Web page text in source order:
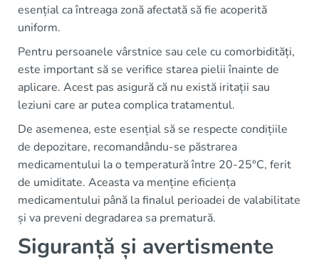
esențial ca întreaga zonă afectată să fie acoperită
uniform.
Pentru persoanele vârstnice sau cele cu comorbidități,
este important să se verifice starea pielii înainte de
aplicare. Acest pas asigură că nu există iritații sau
leziuni care ar putea complica tratamentul.
De asemenea, este esențial să se respecte condițiile
de depozitare, recomandându-se păstrarea
medicamentului la o temperatură între 20-25°C, ferit
de umiditate. Aceasta va menține eficiența
medicamentului până la finalul perioadei de valabilitate
și va preveni degradarea sa prematură.
Siguranță și avertismente